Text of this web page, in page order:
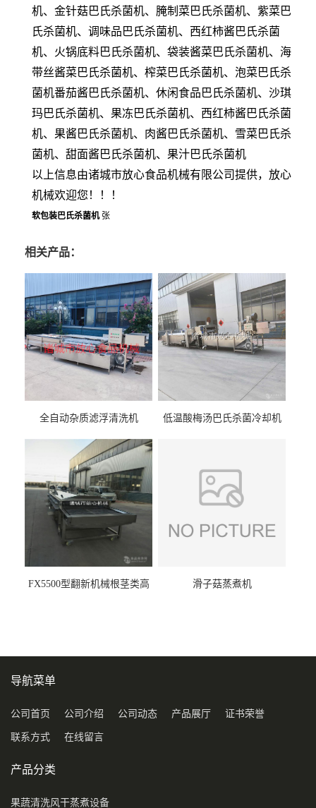
机、金针菇巴氏杀菌机、腌制菜巴氏杀菌机、紫菜巴
氏杀菌机、调味品巴氏杀菌机、西红柿酱巴氏杀菌
机、火锅底料巴氏杀菌机、袋装酱菜巴氏杀菌机、海
带丝酱菜巴氏杀菌机、榨菜巴氏杀菌机、泡菜巴氏杀
菌机番茄酱巴氏杀菌机、休闲食品巴氏杀菌机、沙琪
玛巴氏杀菌机、果冻巴氏杀菌机、西红柿酱巴氏杀菌
机、果酱巴氏杀菌机、肉酱巴氏杀菌机、雪菜巴氏杀
菌机、甜面酱巴氏杀菌机、果汁巴氏杀菌机
以上信息由诸城市放心食品机械有限公司提供，放心
机械欢迎您！！！
软包装巴氏杀菌机张
相关产品：
全自动杂质滤浮清洗机 低温酸梅汤巴氏杀菌冷却机
FX5500型翻新机械根茎类高
滑子菇蒸煮机
导航菜单
公司首页 公司介绍 公司动态 产品展厅 证书荣誉
联系方式 在线留言
产品分类
果蔬清洗风干蒸煮设备